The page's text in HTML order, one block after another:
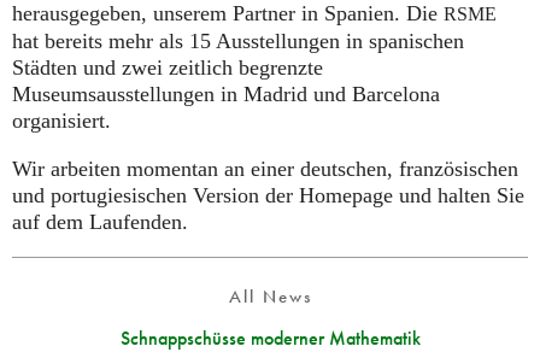
herausgegeben, unserem Partner in Spanien. Die RSME
hat bereits mehr als 15 Ausstellungen in spanischen
Städten und zwei zeitlich begrenzte
Museumsausstellungen in Madrid und Barcelona
organisiert.
Wir arbeiten momentan an einer deutschen, französischen
und portugiesischen Version der Homepage und halten Sie
auf dem Laufenden.
All News
Schnappschüsse moderner Mathematik